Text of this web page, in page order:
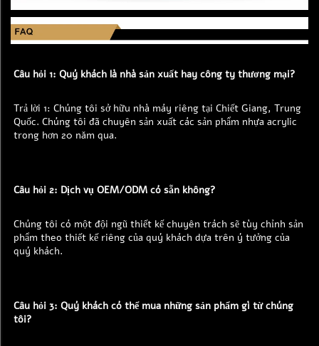
Câu hỏi 1: Quý khách là nhà sản xuất hay công ty thương mại?
Trả lời 1: Chúng tôi sở hữu nhà máy riêng tại Chiết Giang, Trung
Quốc. Chúng tôi đã chuyên sản xuất các sản phẩm nhựa acrylic
trong hơn 20 năm qua.
Câu hỏi 2: Dịch vụ OEM/ODM có sẵn không?
Chúng tôi có một đội ngũ thiết kế chuyên trách sẽ tùy chỉnh sản
phẩm theo thiết kế riêng của quý khách dựa trên ý tưởng của
quý khách.
Câu hỏi 3: Quý khách có thể mua những sản phẩm gì từ chúng
tôi?